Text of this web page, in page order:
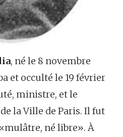
, né le 8 novembre
et occulté le 19 février
ministre, et le
la Ville de Paris. Il fut
né libre». À